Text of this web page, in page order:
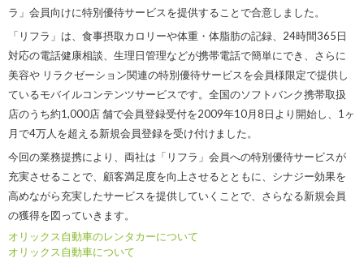
ラ」会員向けに特別優待サービスを提供することで合意しました。
「リフラ」は、食事摂取カロリーや体重・体脂肪の記録、24時間365日
対応の電話健康相談、生理日管理などが携帯電話で簡単にでき、さらに
美容や リラクゼーション関連の特別優待サービスを会員様限定で提供し
ているモバイルコンテンツサービスです。全国のソフトバンク携帯取扱
店のうち約1,000店 舗で会員登録受付を2009年10月8日より開始し、1ヶ
月で4万人を超える新規会員登録を受け付けました。
今回の業務提携により、両社は「リフラ」会員への特別優待サービスが
充実させることで、顧客満足度を向上させるとともに、シナジー効果を
高めながら充実したサービスを提供していくことで、さらなる新規会員
の獲得を図っていきます。
オリックス自動車のレンタカーについて
オリックス自動車について